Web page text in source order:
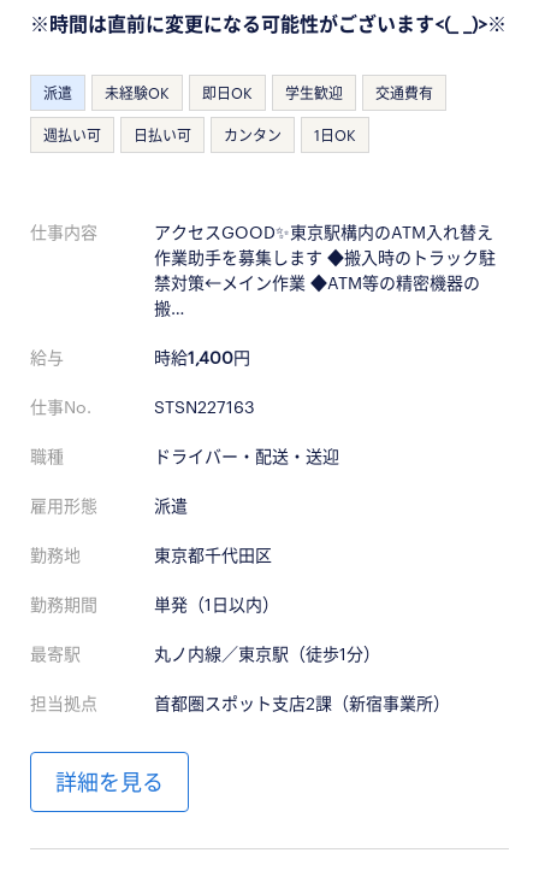
※時間は直前に変更になる可能性がございます<(_ _)>※
派遣 未経験OK 即日OK 学生歓迎 交通費有
週払い可 日払い可 カンタン 1日OK
仕事内容
アクセスGOOD✨東京駅構内のATM入れ替え
作業助手を募集します ◆搬入時のトラック駐
禁対策←メイン作業 ◆ATM等の精密機器の
搬…
給与 時給1,400円
仕事No. STSN227163
職種 ドライバー・配送・送迎
雇用形態 派遣
勤務地 東京都千代田区
勤務期間 単発（1日以内）
最寄駅 丸ノ内線／東京駅（徒歩1分）
担当拠点 首都圏スポット支店2課（新宿事業所）
詳細を見る